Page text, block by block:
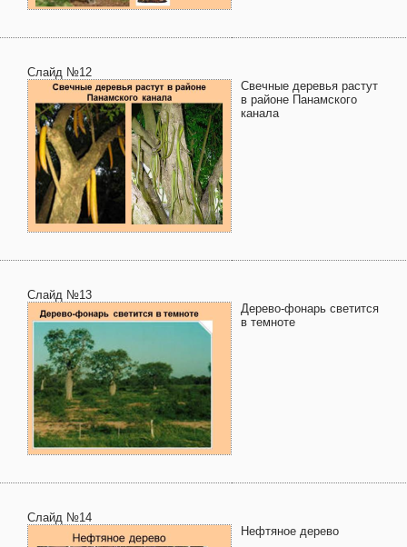
Слайд №12
Свечные деревья растут
в районе Панамского
канала
Слайд №13
Дерево-фонарь светится
в темноте
Слайд №14
Нефтяное дерево